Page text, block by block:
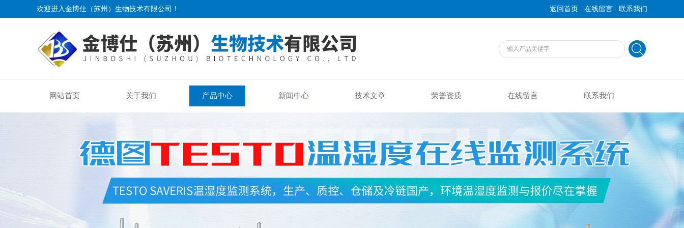
欢迎进入金博仕（苏州）生物技术有限公司！ 返回首页 | 在线留言 | 联系我们
网站首页 关于我们 产品中心 新闻中心 技术文章 荣誉资质 在线留言 联系我们